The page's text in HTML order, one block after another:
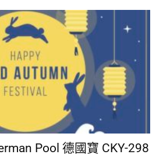
Pool 德國寶 CKY-298